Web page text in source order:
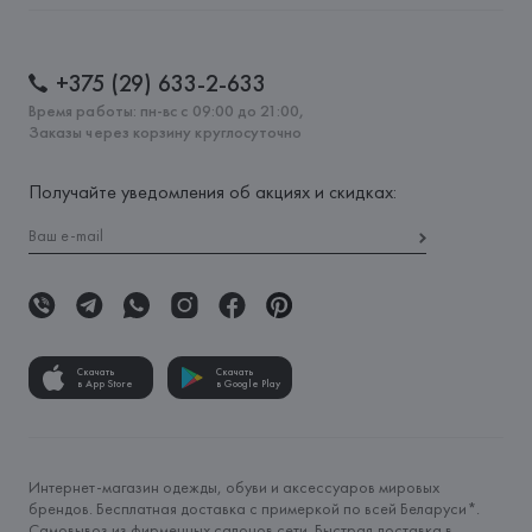
+375 (29) 633-2-633
Время работы: пн-вс с 09:00 до 21:00,
Заказы через корзину круглосуточно
Получайте уведомления об акциях и скидках:
Скачать
в App Store
Скачать
в Google Play
Интернет-магазин одежды, обуви и аксессуаров мировых
брендов. Бесплатная доставка с примеркой по всей Беларуси*.